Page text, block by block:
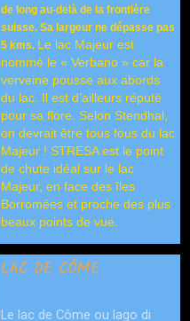
de long au-delà de la frontière
suisse. Sa largeur ne dépasse pas
5 kms. Le lac Majeur est
nommé le « Verbano » car la
verveine pousse aux abords
du lac. Il est d’ailleurs réputé
pour sa flore. Selon Stendhal,
on devrait être tous fous du lac
Majeur ! STRESA est le point
de chute idéal sur le lac
Majeur, en face des îles
Borromées et proche des plus
beaux points de vue.
LAC DE CÔME
Le lac de Côme ou lago di